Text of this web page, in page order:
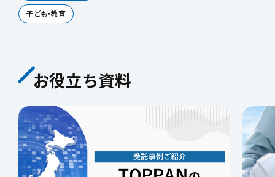
子ども・教育
お役立ち資料